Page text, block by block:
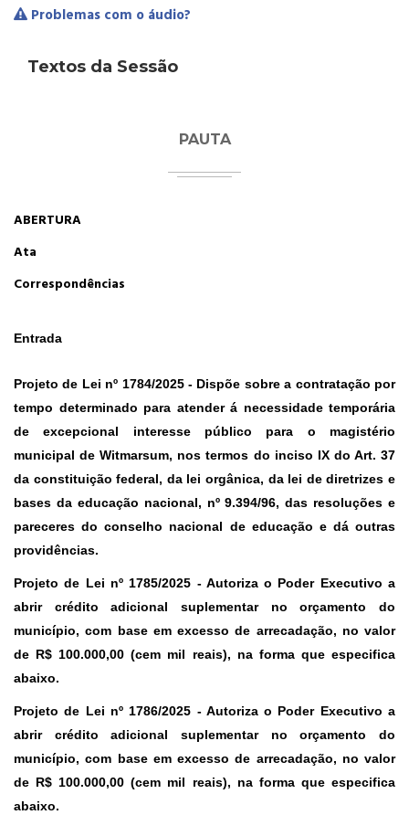
Problemas com o áudio?
Textos da Sessão
PAUTA
ABERTURA
Ata
Correspondências
Entrada
Projeto de Lei nº 1784/2025- Dispõe sobre a contratação por
tempo determinado para atender á necessidade temporária
de excepcional interesse público para o magistério
municipal de Witmarsum, nos termos do inciso IX do Art. 37
da constituição federal, da lei orgânica, da lei de diretrizes e
bases da educação nacional, nº 9.394/96, das resoluções e
pareceres do conselho nacional de educação e dá outras
providências.
Projeto de Lei nº 1785/2025 - Autoriza o Poder Executivo a
abrir crédito adicional suplementar no orçamento do
município, com base em excesso de arrecadação, no valor
de R$ 100.000,00 (cem mil reais), na forma que especifica
abaixo.
Projeto de Lei nº 1786/2025 - Autoriza o Poder Executivo a
abrir crédito adicional suplementar no orçamento do
município, com base em excesso de arrecadação, no valor
de R$ 100.000,00 (cem mil reais), na forma que especifica
abaixo.